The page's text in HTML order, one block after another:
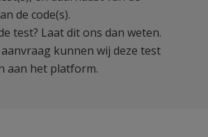
de code(s).
test? Laat dit ons dan weten.
kunnen wij deze test
aan het platform.